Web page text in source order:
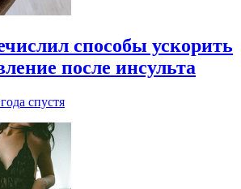
способы ускорить
после инсульта
спустя